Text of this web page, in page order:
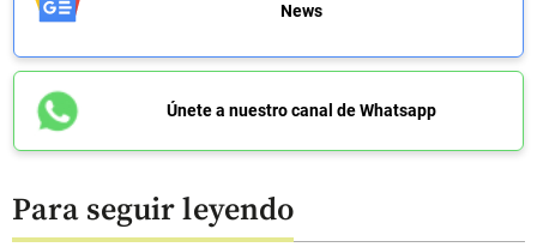
News
Únete a nuestro canal de Whatsapp
Para seguir leyendo